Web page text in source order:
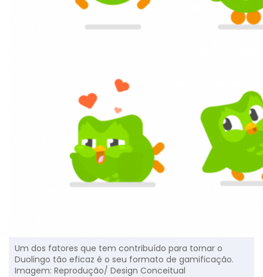
Um dos fatores que tem contribuído para tornar o
Duolingo tão eficaz é o seu formato de gamificação.
Imagem: Reprodução/ Design Conceitual